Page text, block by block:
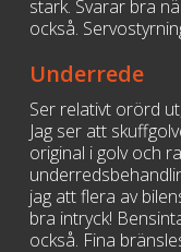
stark. Svarar bra
också.
Underrede
Ser relativt orörd
Jag ser att
original i golv och
jag att flera av
bra intryck!
också. Fina